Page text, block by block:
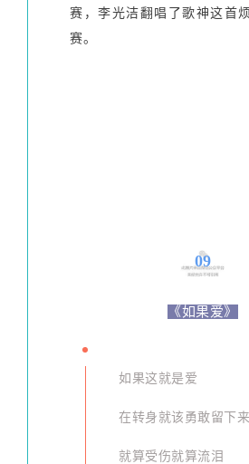
赛，李光洁翻唱了歌神这首
赛。
09
《如果爱》
如果这就是爱
在转身就该勇敢留下来
就算受伤就算流泪